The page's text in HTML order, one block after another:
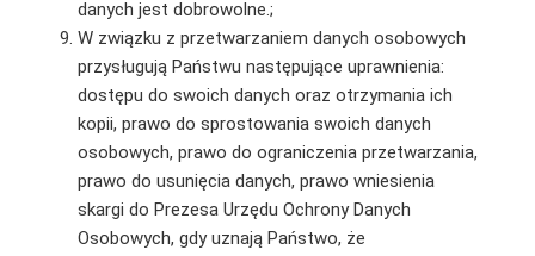
danych jest dobrowolne.;
W związku z przetwarzaniem danych osobowych
przysługują Państwu następujące uprawnienia:
dostępu do swoich danych oraz otrzymania ich
kopii, prawo do sprostowania swoich danych
osobowych, prawo do ograniczenia przetwarzania,
prawo do usunięcia danych, prawo wniesienia
skargi do Prezesa Urzędu Ochrony Danych
Osobowych, gdy uznają Państwo, że